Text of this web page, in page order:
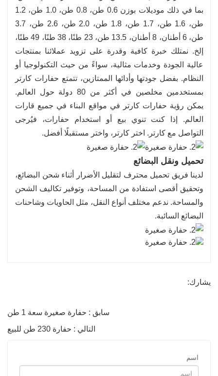
بما في ذلك موديلات بوزن 0.6 طن، 0.8 طن، 1.0 طن، 1.2
طن، 1.6 طن، 1.7 طن، 1.8 طن، 2.0 طن، 2.6 طن، 3.7
طن، 6 أطنان، 8 أطنان، 13.5 طن، 23 طنًا، 38 طنًا، 49 طنًا،
إلخ. نمتلك خبرة كافية وقدرة على تزويد عملائنا بمنتجات
عالية الجودة وخدمات مثالية، سواءً من حيث التكنولوجيا أو
النظام. بفضل جودتها وأدائها الممتازين، تتمتع حفارات كارتر
بمستخدمين مخلصين في أكثر من 80 دولة حول العالم.
يمكن رؤية حفارات كارتر في مواقع البناء في جميع قارات
العالم. إذا كنت تنوي بيع أو استخدام حفارات، فيُرجى
التواصل مع كارتر. اختر كارتر، واختر مستقبلًا أفضل.
تحميل ونقل البضائع
لدينا فريق تحميل محترف لتقليل الأضرار أثناء شحن البضائع،
وتحقيق أقصى استفادة من المساحة، وتوفير تكاليف الشحن
والمساحة. ندعم مختلف أنواع النقل، مثل الحاويات وشاحنات
البضائع السائبة.
يشارك:
سابق : حفارة صغيرة سعة 1 طن
التالي : حفارة 230 طن للبيع
اسم